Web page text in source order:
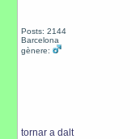
Posts: 2144
Barcelona
gènere:
tornar a dalt